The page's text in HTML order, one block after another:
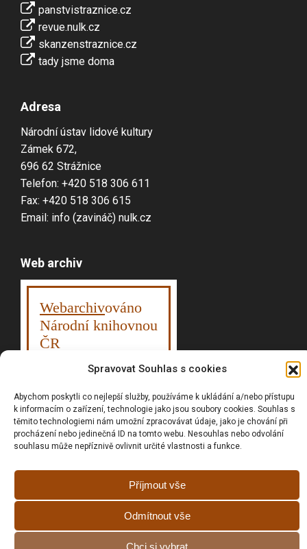
Spravovat Souhlas s cookies
Abychom poskytli co nejlepší služby, používáme k ukládání a/nebo přístupu
k informacím o zařízení, technologie jako jsou soubory cookies. Souhlas s
těmito technologiemi nám umožní zpracovávat údaje, jako je chování při
procházení nebo jedinečná ID na tomto webu. Nesouhlas nebo odvolání
souhlasu může nepříznivě ovlivnit určité vlastnosti a funkce.
Příjmout vše
Odmítnout vše
Chci si vybrat
panstvistraznice.cz
revue.nulk.cz
skanzenstraznice.cz
tady jsme doma
Adresa
Národní ústav lidové kultury
Zámek 672,
696 62 Strážnice
Telefon: +420 518 306 611
Fax: +420 518 306 615
Email: info (zavináč) nulk.cz
Web archiv
Webarchivováno
Národní knihovnou
ČR
Vyhledávání
Prohlášní o přístupnosti
Zásady cookies (EU)
GDPR